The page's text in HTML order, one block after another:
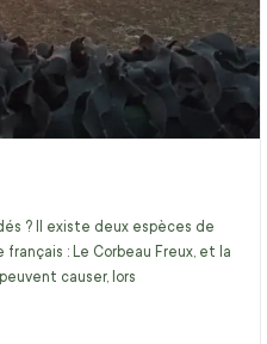
? Il existe deux espèces de
: Le Corbeau Freux, et la
causer, lors